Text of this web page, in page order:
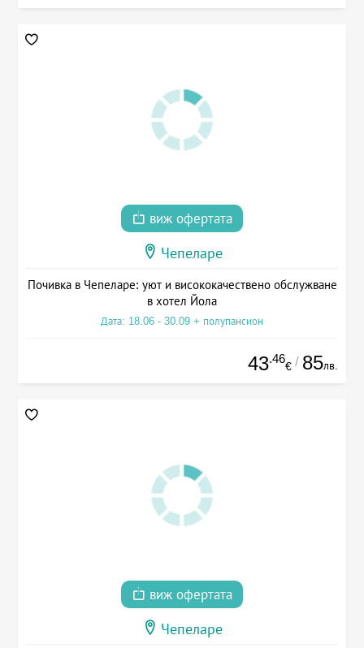
виж офертата
Чепеларе
Почивка в Чепеларе: уют и висококачествено обслужване
в хотел Йола
Дата: 18.06 - 30.09 + полупансион
43.46
€ / 85лв.
виж офертата
Чепеларе